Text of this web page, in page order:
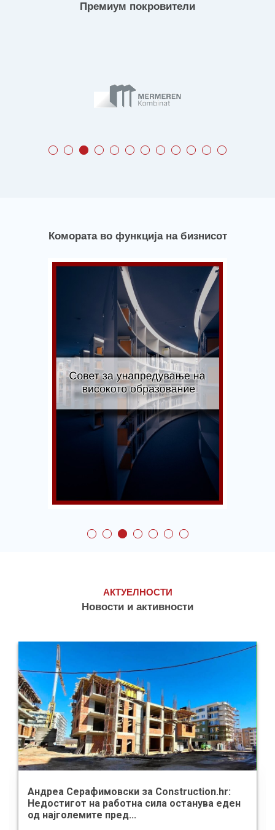
Премиум покровители
Комората во функција на бизнисот
Совет за
високото
образование
АКТУЕЛНОСТИ
Новости и активности
Андреа Серафимовски за Construction.hr:
Недостигот на работна сила останува еден
од најголемите пред...